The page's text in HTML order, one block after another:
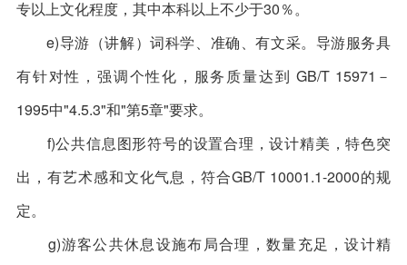
专以上文化程度，其中本科以上不少于30％。
e)导游（讲解）词科学、准确、有文采。导游服务具
有针对性，强调个性化，服务质量达到 GB/T 15971－
1995中"4.5.3"和"第5章"要求。
f)公共信息图形符号的设置合理，设计精美，特色突
出，有艺术感和文化气息，符合GB/T 10001.1-2000的规
定。
g)游客公共休息设施布局合理，数量充足，设计精